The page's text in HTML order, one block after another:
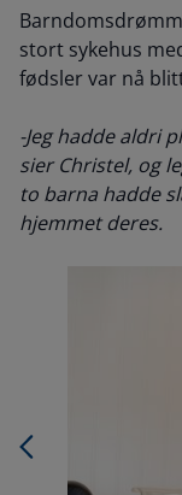
stort sykehus
fødsler var nå
-Jeg hadde aldri
sier Christel, og
to barna hadde
hjemmet deres.